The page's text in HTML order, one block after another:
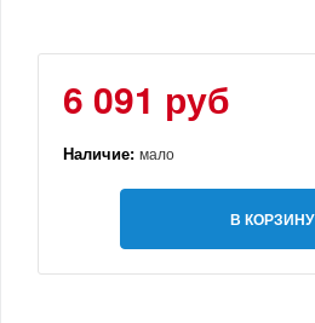
6 091 руб
Наличие: мало
В КОРЗИНУ